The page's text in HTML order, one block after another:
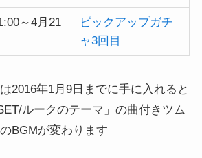
～4月21
ピックアップガチ
ャ3回目
2016年1月9日までに手に入れると
ルークのテーマ」の曲付きツム
BGMが変わります